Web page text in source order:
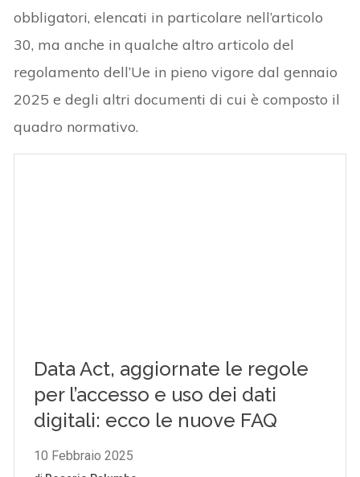
obbligatori, elencati in particolare nell’articolo
30, ma anche in qualche altro articolo del
regolamento dell’Ue in pieno vigore dal gennaio
2025 e degli altri documenti di cui è composto il
quadro normativo.